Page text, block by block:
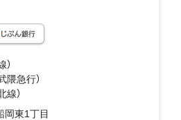
をしていただけるよう、しっかり
っ越し】【リフォーム】など住宅に関
ん、
ーンや各種税金についても、誠心
ます。
）
隈急行）
線）
岡東1丁目